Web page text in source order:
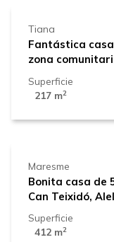
Tiana
Fantástica
zona
Superficie
217 m2
1.200.000
Maresme
Bonita casa de
Can Teixidó,
Superficie
412 m2